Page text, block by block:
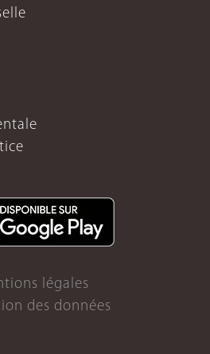
légales
des données